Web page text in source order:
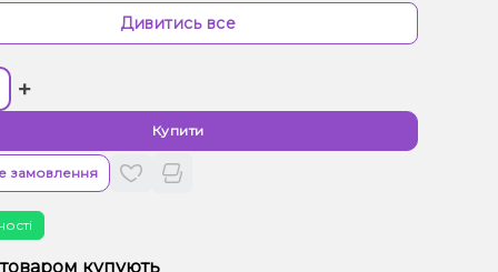
Полуниця
Апельсин
Желейки
Ківі, Лимонад
Ананас, Цукерки
Смородіна
Лайм, Чай
Кондитерка, Шоколад
Жуйка (фруктова)
Дивитись все
+
Купити
замовлення
купують